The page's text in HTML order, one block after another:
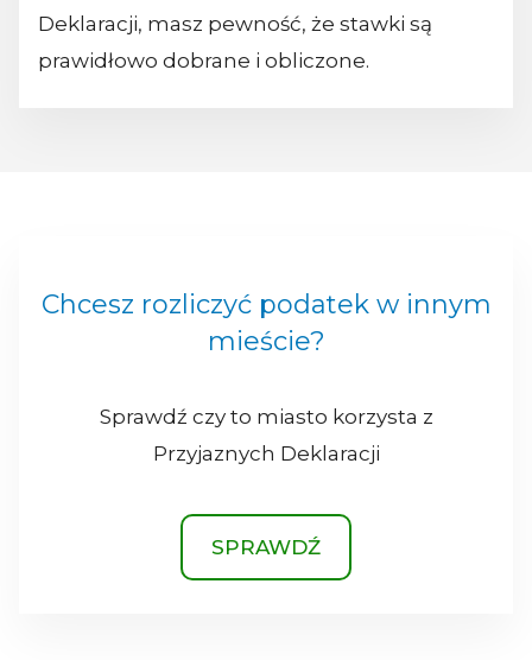
Deklaracji, masz pewność, że stawki są
prawidłowo dobrane i obliczone.
Chcesz rozliczyć podatek w innym
mieście?
Sprawdź czy to miasto korzysta z
Przyjaznych Deklaracji
SPRAWDŹ